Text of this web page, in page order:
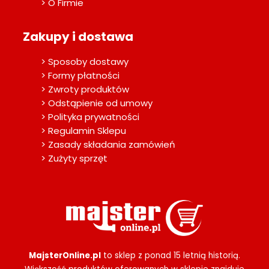
> O Firmie
Zakupy i dostawa
> Sposoby dostawy
> Formy płatności
> Zwroty produktów
> Odstąpienie od umowy
> Polityka prywatności
> Regulamin Sklepu
> Zasady składania zamówień
> Zużyty sprzęt
MajsterOnline.pl to sklep z ponad 15 letnią historią.